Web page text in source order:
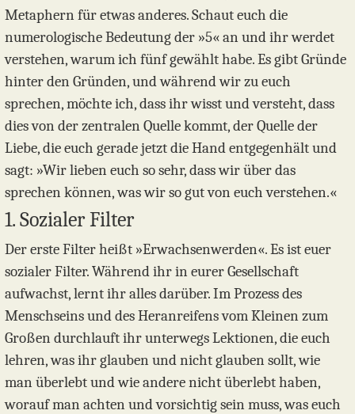
Metaphern für etwas anderes. Schaut euch die
numerologische Bedeutung der »5« an und ihr werdet
verstehen, warum ich fünf gewählt habe. Es gibt Gründe
hinter den Gründen, und während wir zu euch
sprechen, möchte ich, dass ihr wisst und versteht, dass
dies von der zentralen Quelle kommt, der Quelle der
Liebe, die euch gerade jetzt die Hand entgegenhält und
sagt: »Wir lieben euch so sehr, dass wir über das
sprechen können, was wir so gut von euch verstehen.«
1. Sozialer Filter
Der erste Filter heißt »Erwachsenwerden«. Es ist euer
sozialer Filter. Während ihr in eurer Gesellschaft
aufwachst, lernt ihr alles darüber. Im Prozess des
Menschseins und des Heranreifens vom Kleinen zum
Großen durchlauft ihr unterwegs Lektionen, die euch
lehren, was ihr glauben und nicht glauben sollt, wie
man überlebt und wie andere nicht überlebt haben,
worauf man achten und vorsichtig sein muss, was euch